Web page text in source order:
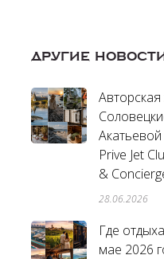
ДРУГИЕ
Prive Jet
&
28.06.2026
Где
мае 2026